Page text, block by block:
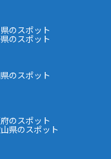
のスポット
のスポット
のスポット
のスポット
県のスポット